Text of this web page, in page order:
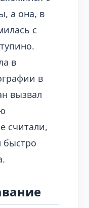
а она, в
с
в
в
вызвал
считали,
быстро